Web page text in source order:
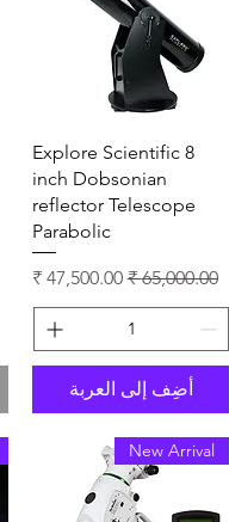
العرض السريع
Explore Scientific 8
inch Dobsonian
reflector Telescope
Parabolic
سعر عادي‏65,000.00 ₹ سعر البيع‏47,500.00 ₹
أضِف إلى العربة
New Arrival